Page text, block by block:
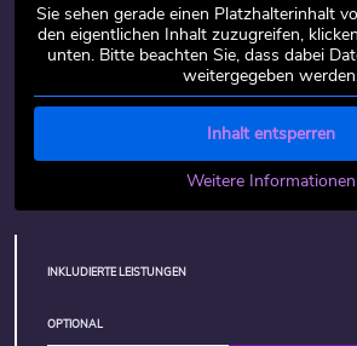
Sie sehen gerade einen Platzhalterinhalt
den eigentlichen Inhalt zuzugreifen,
unten. Bitte beachten Sie, dass dabei
weitergegeben
Inhalt entsperren
Weitere Informationen
INKLUDIERTE LEISTUNGEN
OPTIONAL